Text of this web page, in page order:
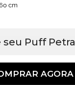
cm
seu Puff Petra
AGORA